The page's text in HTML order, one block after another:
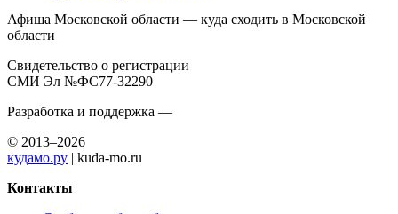
Афиша Московской области — куда сходить в Московской
области
Свидетельство о регистрации
СМИ Эл №ФС77-32290
Разработка и поддержка —
© 2013–2026
кудамо.ру | kuda-mo.ru
Контакты